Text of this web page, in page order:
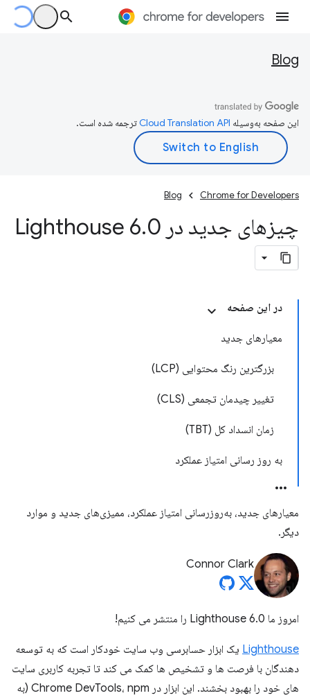
Blog
این صفحه به‌وسیله ترجمه شده است.
Chrome for Developers
Blog
چیزهای جدید در Lighthouse 6 .0
در این صفحه
معیارهای جدید
بزرگترین رنگ محتوایی (LCP)
تغییر چیدمان تجمعی (CLS)
زمان انسداد کل (TBT)
به روز رسانی امتیاز عملکرد
معیارهای جدید، به‌روزرسانی امتیاز عملکرد، ممیزی‌های جدید و موارد
دیگر.
Connor Clark
امروز ما Lighthouse 6.0 را منتشر می کنیم!
Lighthouse یک ابزار حسابرسی وب سایت خودکار است که به توسعه
دهندگان با فرصت ها و تشخیص ها کمک می کند تا تجربه کاربری سایت
های خود را بهبود بخشند. این ابزار در Chrome DevTools، npm (به